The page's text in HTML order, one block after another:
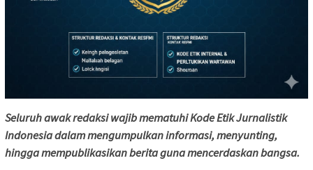
Seluruh awak redaksi wajib mematuhi Kode Etik Jurnalistik
Indonesia dalam mengumpulkan informasi, menyunting,
hingga mempublikasikan berita guna mencerdaskan bangsa.